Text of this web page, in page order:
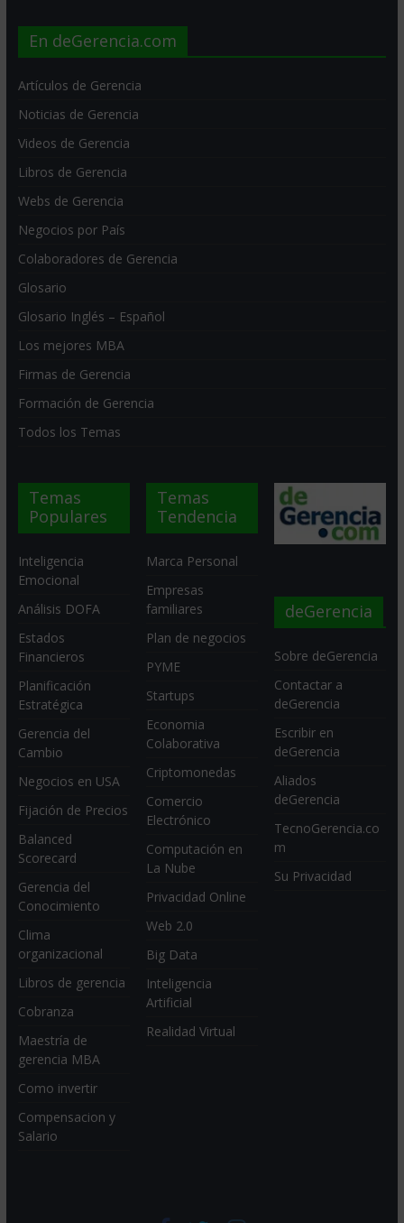
En deGerencia.com
Artículos de Gerencia
Noticias de Gerencia
Videos de Gerencia
Libros de Gerencia
Webs de Gerencia
Negocios por País
Colaboradores de Gerencia
Glosario
Glosario Inglés – Español
Los mejores MBA
Firmas de Gerencia
Formación de Gerencia
Todos los Temas
Temas
Populares
Inteligencia
Emocional
Análisis DOFA
Estados
Financieros
Planificación
Estratégica
Gerencia del
Cambio
Negocios en USA
Fijación de Precios
Balanced
Scorecard
Gerencia del
Conocimiento
Clima
organizacional
Libros de gerencia
Cobranza
Maestría de
gerencia MBA
Como invertir
Compensacion y
Salario
Temas
Tendencia
Marca Personal
Empresas
familiares
Plan de negocios
PYME
Startups
Economia
Colaborativa
Criptomonedas
Comercio
Electrónico
Computación en
La Nube
Privacidad Online
Web 2.0
Big Data
Inteligencia
Artificial
Realidad Virtual
deGerencia
Sobre deGerencia
Contactar a
deGerencia
Escribir en
deGerencia
Aliados
deGerencia
TecnoGerencia.co
m
Su Privacidad